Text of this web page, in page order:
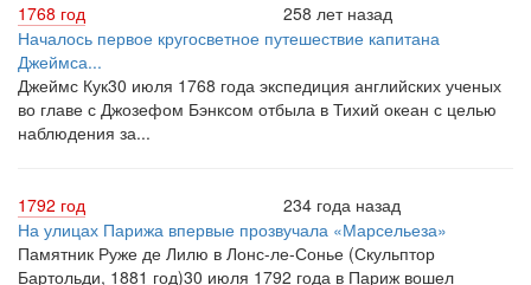
1768 год
258 лет назад
Началось первое кругосветное путешествие капитана
Джеймса...
Джеймс Кук30 июля 1768 года экспедиция английских ученых
во главе с Джозефом Бэнксом отбыла в Тихий океан с целью
наблюдения за...
1792 год
234 года назад
На улицах Парижа впервые прозвучала «Марсельеза»
Памятник Руже де Лилю в Лонс-ле-Сонье (Скульптор
Бартольди, 1881 год)30 июля 1792 года в Париж вошел